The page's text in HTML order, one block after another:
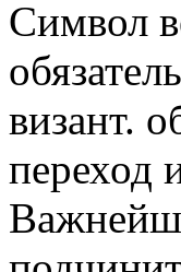
Символ
визант.
переход